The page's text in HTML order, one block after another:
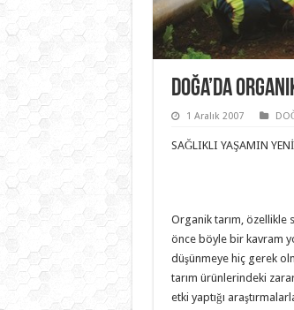
Doğa’da
1 Aralık 2007
SAĞLIKLI YAŞAMIN
Organik tarım, özellikle
önce böyle bir kavram
düşünmeye hiç gerek
tarım ürünlerindeki
etki yaptığı